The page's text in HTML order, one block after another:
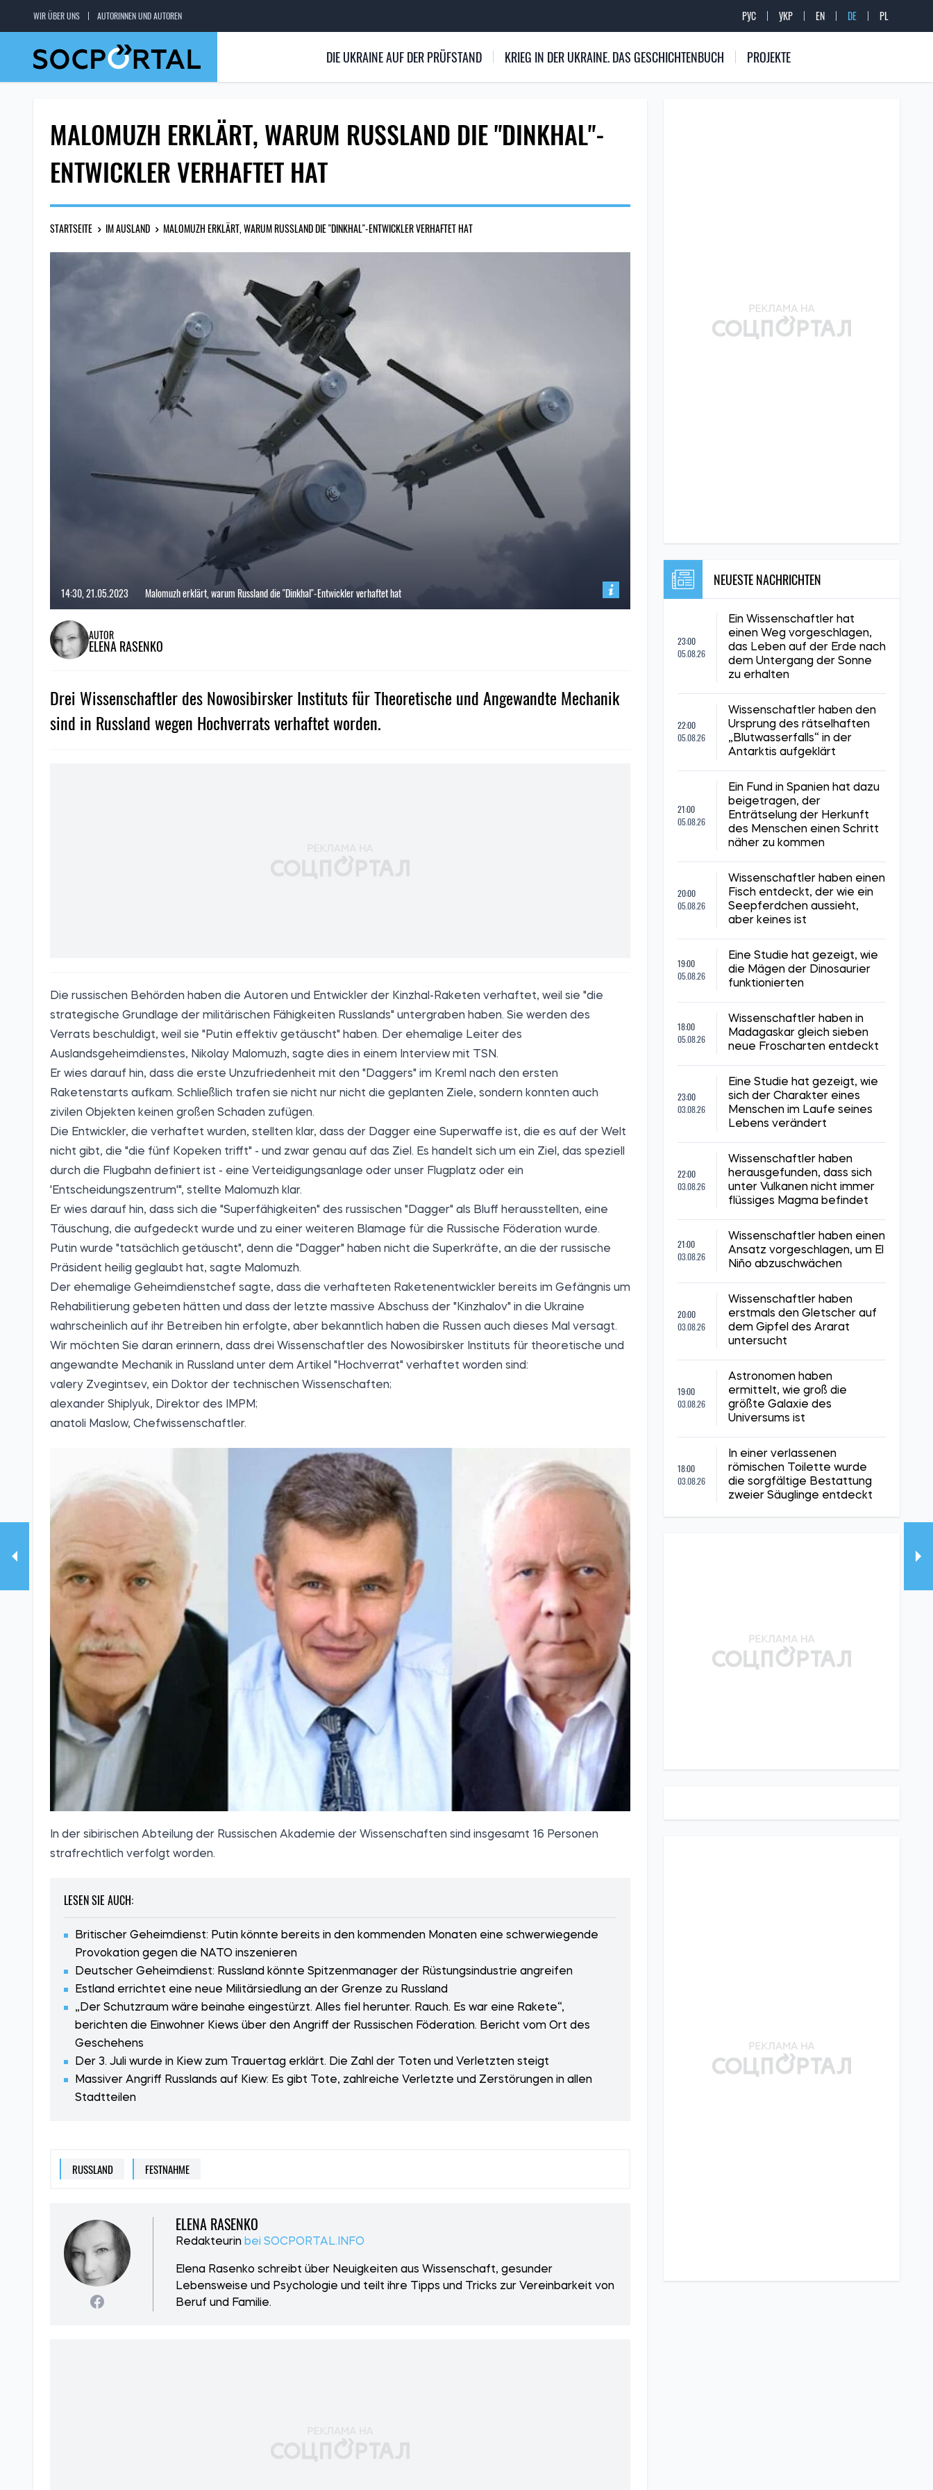
WIR ÜBER UNS AUTORINNEN UND AUTOREN РУС УКР EN DE PL
DIE UKRAINE AUF DER PRÜFSTAND KRIEG IN DER UKRAINE. DAS GESCHICHTENBUCH PROJEKTE
MALOMUZH ERKLÄRT, WARUM RUSSLAND DIE "DINKHAL"-
ENTWICKLER VERHAFTET HAT
STARTSEITE IM AUSLAND MALOMUZH ERKLÄRT, WARUM RUSSLAND DIE "DINKHAL"-ENTWICKLER VERHAFTET HAT
14:30, 21.05.2023 Malomuzh erklärt, warum Russland die "Dinkhal"-Entwickler verhaftet hat
AUTOR
ELENA RASENKO
Drei Wissenschaftler des Nowosibirsker Instituts für Theoretische und Angewandte Mechanik
sind in Russland wegen Hochverrats verhaftet worden.
Die russischen Behörden haben die Autoren und Entwickler der Kinzhal-Raketen verhaftet, weil sie "die
strategische Grundlage der militärischen Fähigkeiten Russlands" untergraben haben. Sie werden des
Verrats beschuldigt, weil sie "Putin effektiv getäuscht" haben. Der ehemalige Leiter des
Auslandsgeheimdienstes, Nikolay Malomuzh, sagte dies in einem Interview mit TSN.
Er wies darauf hin, dass die erste Unzufriedenheit mit den "Daggers" im Kreml nach den ersten
Raketenstarts aufkam. Schließlich trafen sie nicht nur nicht die geplanten Ziele, sondern konnten auch
zivilen Objekten keinen großen Schaden zufügen.
Die Entwickler, die verhaftet wurden, stellten klar, dass der Dagger eine Superwaffe ist, die es auf der Welt
nicht gibt, die "die fünf Kopeken trifft" - und zwar genau auf das Ziel. Es handelt sich um ein Ziel, das speziell
durch die Flugbahn definiert ist - eine Verteidigungsanlage oder unser Flugplatz oder ein
'Entscheidungszentrum'", stellte Malomuzh klar.
Er wies darauf hin, dass sich die "Superfähigkeiten" des russischen "Dagger" als Bluff herausstellten, eine
Täuschung, die aufgedeckt wurde und zu einer weiteren Blamage für die Russische Föderation wurde.
Putin wurde "tatsächlich getäuscht", denn die "Dagger" haben nicht die Superkräfte, an die der russische
Präsident heilig geglaubt hat, sagte Malomuzh.
Der ehemalige Geheimdienstchef sagte, dass die verhafteten Raketenentwickler bereits im Gefängnis um
Rehabilitierung gebeten hätten und dass der letzte massive Abschuss der "Kinzhalov" in die Ukraine
wahrscheinlich auf ihr Betreiben hin erfolgte, aber bekanntlich haben die Russen auch dieses Mal versagt.
Wir möchten Sie daran erinnern, dass drei Wissenschaftler des Nowosibirsker Instituts für theoretische und
angewandte Mechanik in Russland unter dem Artikel "Hochverrat" verhaftet worden sind:
valery Zvegintsev, ein Doktor der technischen Wissenschaften;
alexander Shiplyuk, Direktor des IMPM;
anatoli Maslow, Chefwissenschaftler.
In der sibirischen Abteilung der Russischen Akademie der Wissenschaften sind insgesamt 16 Personen
strafrechtlich verfolgt worden.
LESEN SIE AUCH:
Britischer Geheimdienst: Putin könnte bereits in den kommenden Monaten eine schwerwiegende
Provokation gegen die NATO inszenieren
Deutscher Geheimdienst: Russland könnte Spitzenmanager der Rüstungsindustrie angreifen
Estland errichtet eine neue Militärsiedlung an der Grenze zu Russland
„Der Schutzraum wäre beinahe eingestürzt. Alles fiel herunter. Rauch. Es war eine Rakete“,
berichten die Einwohner Kiews über den Angriff der Russischen Föderation. Bericht vom Ort des
Geschehens
Der 3. Juli wurde in Kiew zum Trauertag erklärt. Die Zahl der Toten und Verletzten steigt
Massiver Angriff Russlands auf Kiew: Es gibt Tote, zahlreiche Verletzte und Zerstörungen in allen
Stadtteilen
RUSSLAND FESTNAHME
ELENA RASENKO
Redakteurin bei SOCPORTAL.INFO
Elena Rasenko schreibt über Neuigkeiten aus Wissenschaft, gesunder
Lebensweise und Psychologie und teilt ihre Tipps und Tricks zur Vereinbarkeit von
Beruf und Familie.
NEUESTE NACHRICHTEN
23:00
05.08.26
Ein Wissenschaftler hat
einen Weg vorgeschlagen,
das Leben auf der Erde nach
dem Untergang der Sonne
zu erhalten
22:00
05.08.26
Wissenschaftler haben den
Ursprung des rätselhaften
„Blutwasserfalls“ in der
Antarktis aufgeklärt
21:00
05.08.26
Ein Fund in Spanien hat dazu
beigetragen, der
Enträtselung der Herkunft
des Menschen einen Schritt
näher zu kommen
20:00
05.08.26
Wissenschaftler haben einen
Fisch entdeckt, der wie ein
Seepferdchen aussieht,
aber keines ist
19:00
05.08.26
Eine Studie hat gezeigt, wie
die Mägen der Dinosaurier
funktionierten
18:00
05.08.26
Wissenschaftler haben in
Madagaskar gleich sieben
neue Froscharten entdeckt
23:00
03.08.26
Eine Studie hat gezeigt, wie
sich der Charakter eines
Menschen im Laufe seines
Lebens verändert
22:00
03.08.26
Wissenschaftler haben
herausgefunden, dass sich
unter Vulkanen nicht immer
flüssiges Magma befindet
21:00
03.08.26
Wissenschaftler haben einen
Ansatz vorgeschlagen, um El
Niño abzuschwächen
20:00
03.08.26
Wissenschaftler haben
erstmals den Gletscher auf
dem Gipfel des Ararat
untersucht
19:00
03.08.26
Astronomen haben
ermittelt, wie groß die
größte Galaxie des
Universums ist
18:00
03.08.26
In einer verlassenen
römischen Toilette wurde
die sorgfältige Bestattung
zweier Säuglinge entdeckt